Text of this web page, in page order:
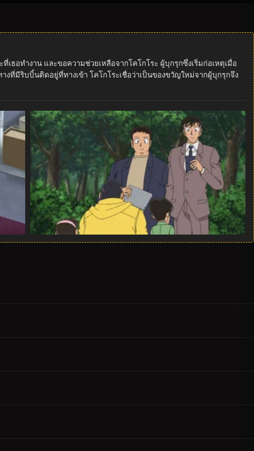
ธอทำงาน และขอความช่วยเหลือจากโคโกโระ ผู้บุกรุกซึ่งเริ่มก่อเหตุเมื่อ
ที่มีริบบิ้นติดอยู่ที่ทางเข้า โคโกโระเชื่อว่าเป็นของขวัญใหม่จากผู้บุกรุกจึง